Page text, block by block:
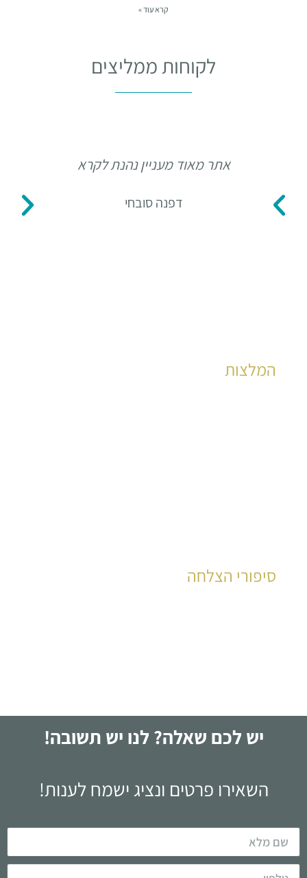
קרא עוד »
לקוחות ממליצים
אתר מאוד מעניין נהנת לקרא
דפנה סובחי
המלצות
סיפורי הצלחה
יש לכם שאלה? לנו יש תשובה!
השאירו פרטים ונציג ישמח לענות!